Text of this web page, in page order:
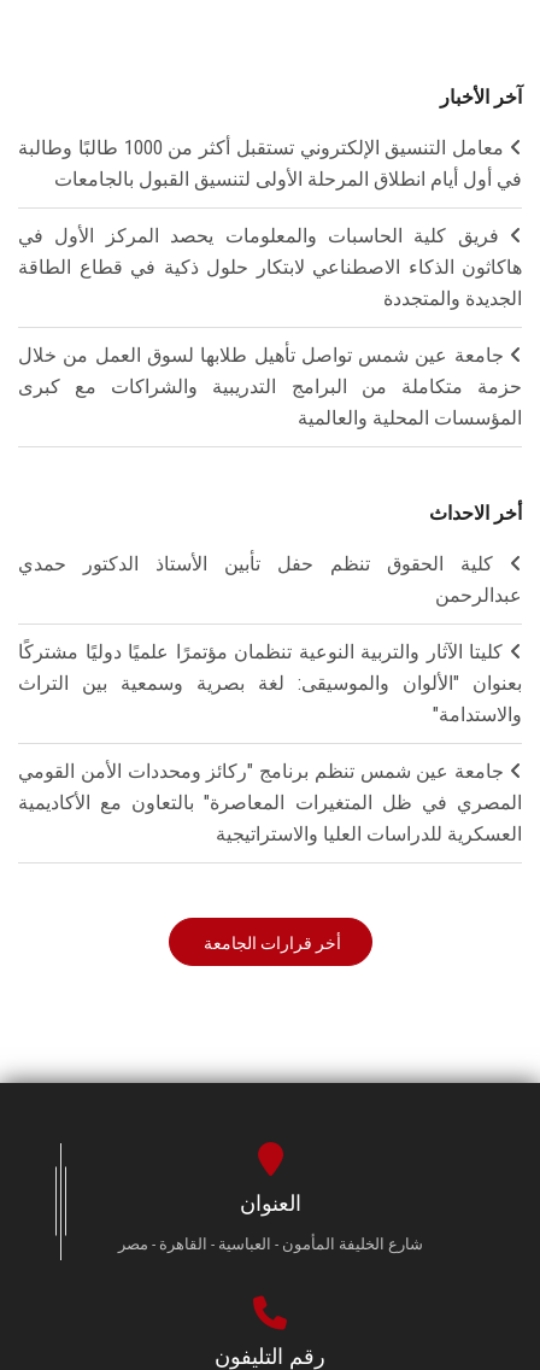
آخر الأخبار
معامل التنسيق الإلكتروني تستقبل أكثر من 1000 طالبًا وطالبة
في أول أيام انطلاق المرحلة الأولى لتنسيق القبول بالجامعات
فريق كلية الحاسبات والمعلومات يحصد المركز الأول في
هاكاثون الذكاء الاصطناعي لابتكار حلول ذكية في قطاع الطاقة
الجديدة والمتجددة
جامعة عين شمس تواصل تأهيل طلابها لسوق العمل من خلال
حزمة متكاملة من البرامج التدريبية والشراكات مع كبرى
المؤسسات المحلية والعالمية
أخر الاحداث
كلية الحقوق تنظم حفل تأبين الأستاذ الدكتور حمدي
عبدالرحمن
كليتا الآثار والتربية النوعية تنظمان مؤتمرًا علميًا دوليًا مشتركًا
بعنوان "الألوان والموسيقى: لغة بصرية وسمعية بين التراث
والاستدامة"
جامعة عين شمس تنظم برنامج "ركائز ومحددات الأمن القومي
المصري في ظل المتغيرات المعاصرة" بالتعاون مع الأكاديمية
العسكرية للدراسات العليا والاستراتيجية
أخر قرارات الجامعة
العنوان
شارع الخليفة المأمون - العباسية - القاهرة - مصر
رقم التليفون